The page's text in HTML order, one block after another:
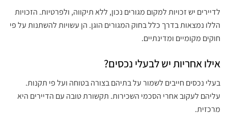
לדיירים יש זכויות למקום מגורים נכון, ללא תיקווה, ולפרטיות. הזכויות
הללו נמצאות בדרך כלל בחוק המגורים הוגן. הן עשויות להשתנות על פי
חוקים מקומיים ומדינתיים.
אילו אחריות יש לבעלי נכסים?
בעלי נכסים חייבים לשמור על בתיהם בצורה בטוחה ועל פי תקנות.
עליהם לעקוב אחרי הסכמי השכירות. תקשורת טובה עם הדיירים היא
מרכזית.